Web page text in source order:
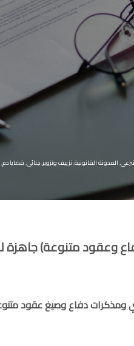
,المدونة القانونية,تزييف وتزوير,جنائى,قضايا دم,
دفاع وعقود متنوعة) جاهزة